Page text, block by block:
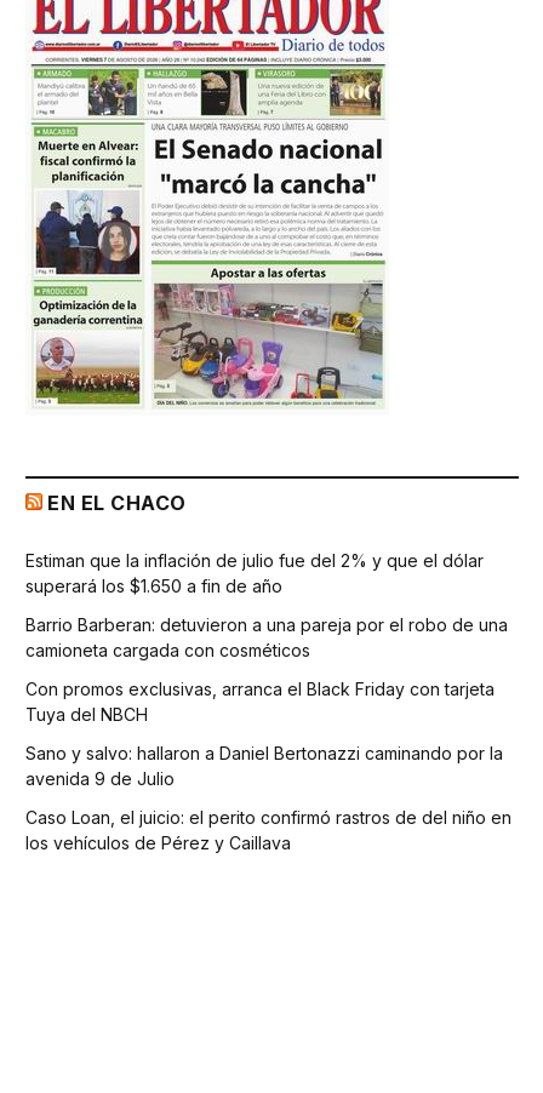
EN EL CHACO
Estiman que la inflación de julio fue del 2% y que el dólar
superará los $1.650 a fin de año
Barrio Barberan: detuvieron a una pareja por el robo de una
camioneta cargada con cosméticos
Con promos exclusivas, arranca el Black Friday con tarjeta
Tuya del NBCH
Sano y salvo: hallaron a Daniel Bertonazzi caminando por la
avenida 9 de Julio
Caso Loan, el juicio: el perito confirmó rastros de del niño en
los vehículos de Pérez y Caillava